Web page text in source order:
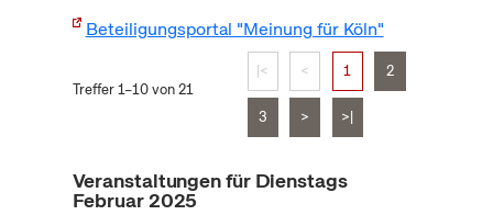
Beteiligungsportal "Meinung für Köln"
Treffer 1–10 von 21
|< < 1 2
3 > >|
Veranstaltungen für Dienstags
Februar 2025